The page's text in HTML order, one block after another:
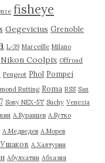
fisheye
Gegevicius Grenoble
L-39 Marceille Milano
Nikon Coolpix Offroad
Peugeot Phol Pompei
Rutting Roma RSS San
Sony NEX-5T Suchy Venezia
А.Буранцев А.Бутко
А.Медведев А.Морев
А.Халтурин
Абулхатин Абхазия